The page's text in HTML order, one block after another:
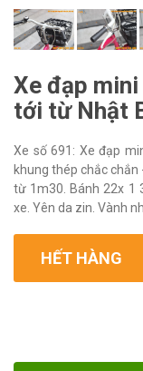
Xe đạp
tới từ Nhật
Xe số 691: Xe đạp
khung thép chắc chắn
từ 1m30. Bánh 22x 1
xe. Yên da zin. Vành
HẾT HÀNG